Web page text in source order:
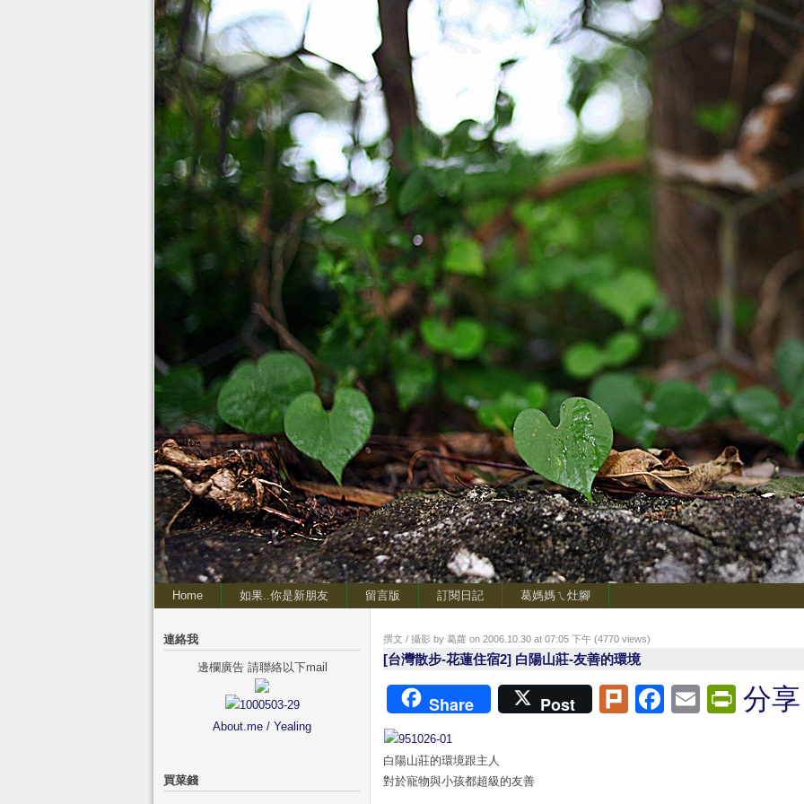
Home 如果..你是新朋友 留言版 訂閱日記 葛媽媽ㄟ灶腳
撰文 / 攝影 by 葛蘿 on 2006.10.30 at 07:05 下午 (4770 views)
[台灣散步-花蓮住宿2] 白陽山莊-友善的環境
Share Post PlurkFacebook
Email分享
白陽山莊的環境跟主人
對於寵物與小孩都超級的友善
連絡我
邊欄廣告 請聯絡以下mail
About.me / Yealing
買菜錢